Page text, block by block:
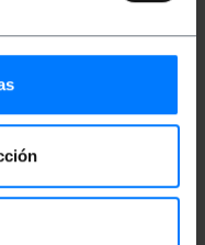
x Höhe): 7.0 x